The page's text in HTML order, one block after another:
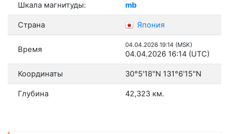
Шкала магнитуды: mb
Страна Япония
Время 04.04.2026 19:14 (MSK)
04.04.2026 16:14 (UTC)
Координаты 30°5'18"N 131°6'15"N
Глубина 42,323 км.